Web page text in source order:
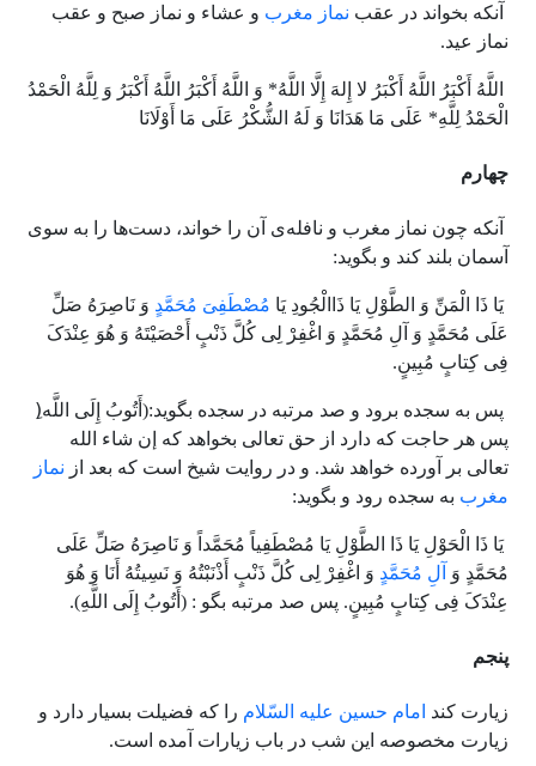
آنکه بخواند در عقب نماز مغرب و عشاء و نماز صبح و عقب
نماز عید.
اللَّهُ أَکْبَرُ اللَّهُ أَکْبَرُ لا إِلهَ إِلَّا اللَّهُ* وَ اللَّهُ أَکْبَرُ اللَّهُ أَکْبَرُ وَ لِلَّهُ الْحَمْدُ
الْحَمْدُ لِلَّهِ* عَلَى مَا هَدَانَا وَ لَهُ الشُّکْرُ عَلَى مَا أَوْلَانَا
چهارم
آنکه چون نماز مغرب و نافله‌ی آن را خواند، دست‌ها را به سوى
آسمان بلند کند و بگوید:
یَا ذَا الْمَنِّ وَ الطَّوْلِ یَا ذَاالْجُودِ یَا مُصْطَفِیَ مُحَمَّدٍ وَ نَاصِرَهُ صَلِّ
عَلَى مُحَمَّدٍ وَ آلِ مُحَمَّدٍ وَ اغْفِرْ لِی کُلَّ ذَنْبٍ أَحْصَیْتَهُ وَ هُوَ عِنْدَکَ
فِی کِتابٍ مُبِینٍ.
پس به سجده برود و صد مرتبه در سجده بگوید:(أَتُوبُ إِلَى اللَّه(ِ‏
پس هر حاجت که دارد از حق تعالى بخواهد که إن شاء الله
تعالى بر آورده خواهد شد. و در روایت شیخ است که بعد از نماز
مغرب به سجده رود و بگوید:
یَا ذَا الْحَوْلِ یَا ذَا الطَّوْلِ یَا مُصْطَفِیاً مُحَمَّداً وَ نَاصِرَهُ صَلِّ عَلَى
مُحَمَّدٍ وَ آلِ مُحَمَّدٍ وَ اغْفِرْ لِی کُلَّ ذَنْبٍ أَذْنَبْتُهُ وَ نَسِیتُهُ أَنَا وَ هُوَ
عِنْدَکَ فِی کِتابٍ مُبِینٍ. پس صد مرتبه بگو : (‏أَتُوبُ إِلَى اللَّهِ‏).
پنجم
زیارت کند امام حسین علیه السّلام را که فضیلت بسیار دارد و
زیارت مخصوصه‌ این شب در باب زیارات آمده است.